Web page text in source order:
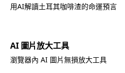
用AI解讀土耳其咖啡渣的命運預言
AI 圖片放大工具
瀏覽器內 AI 圖片無損放大工具